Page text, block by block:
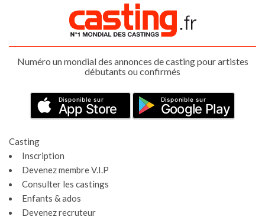
Numéro un mondial des annonces de casting pour artistes
débutants ou confirmés
Disponible sur
App Store
Disponible sur
Google Play
Casting
Inscription
Devenez membre V.I.P
Consulter les castings
Enfants & ados
Devenez recruteur